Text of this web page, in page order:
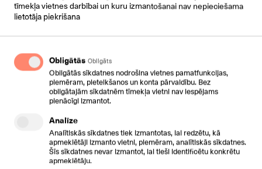
Cenas
Small
Saņem 2 mēnešus BEZ MAKSAS
€ 119/mēn
Iekļautas 60 vienības*/mēnesī. Papildu zvani:
1.98/zvans
tīmekļa vietnes darbībai un kuru izmantošanai nav nepieciešama
lietotāja piekrišana
Obligātās Obligāts
Obligātās sīkdatnes nodrošina vietnes pamatfunkcijas,
piemēram, pieteikšanos un konta pārvaldību. Bez
obligātajām sīkdatnēm tīmekļa vietni nav iespējams
pienācīgi izmantot.
Analīze
Analītiskās sīkdatnes tiek izmantotas, lai redzētu, kā
apmeklētāji izmanto vietni, piemēram, analītiskās sīkdatnes.
Šīs sīkdatnes nevar izmantot, lai tieši identificētu konkrētu
apmeklētāju.